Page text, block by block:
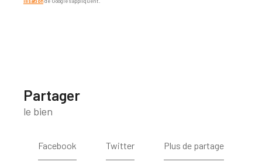
partager
le bien
Facebook Twitter Plus de partage